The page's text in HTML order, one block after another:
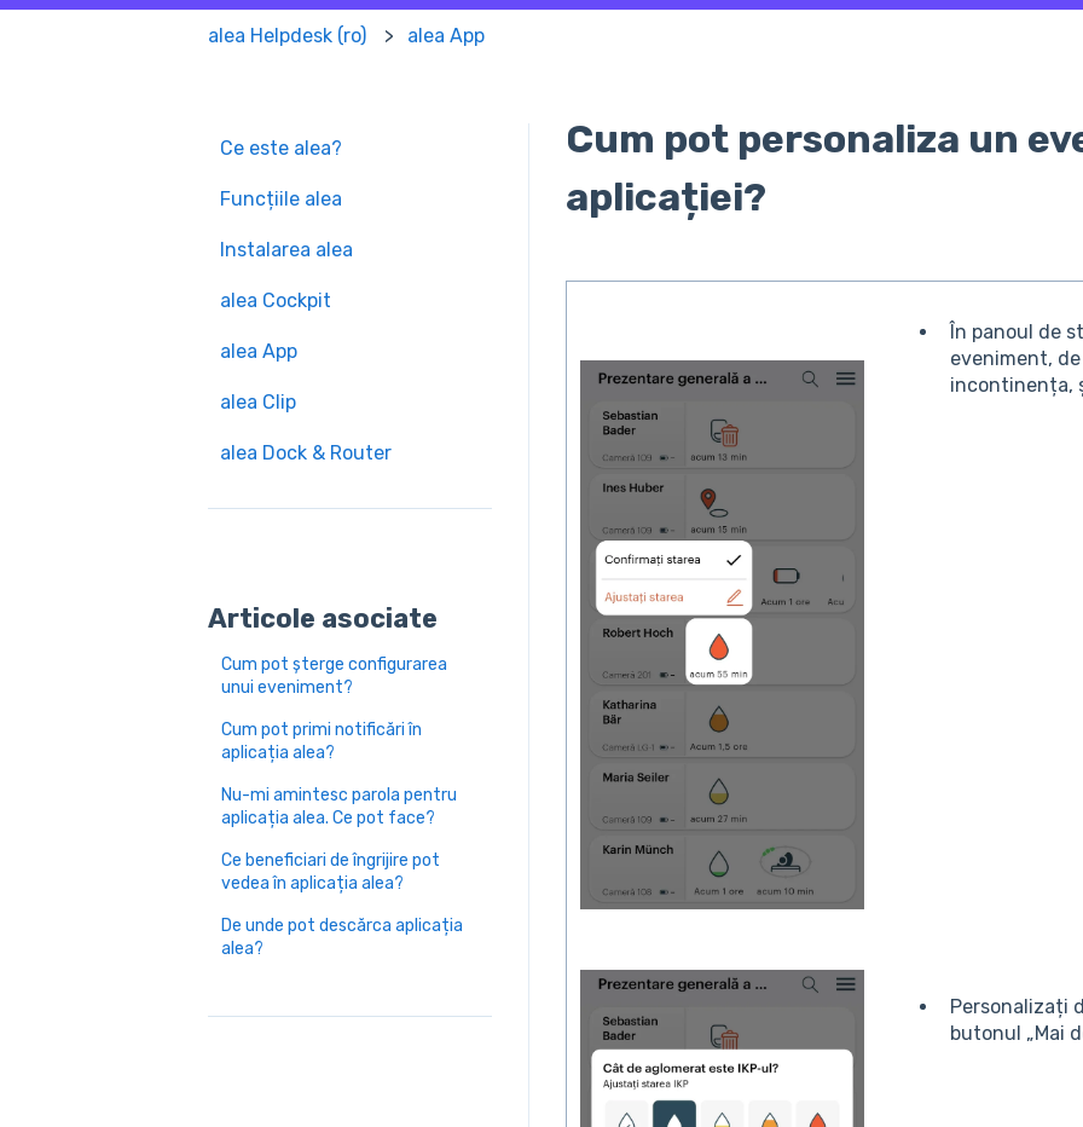
alea Helpdesk (ro) alea App
Cum pot personaliza un
aplicației?
În panoul de
eveniment,
incontinența,
Personalizați
butonul „Mai
Ce este alea?
Funcțiile alea
Instalarea alea
alea Cockpit
alea App
alea Clip
alea Dock & Router
Articole asociate
Cum pot șterge configurarea
unui eveniment?
Cum pot primi notificări în
aplicația alea?
Nu-mi amintesc parola pentru
aplicația alea. Ce pot face?
Ce beneficiari de îngrijire pot
vedea în aplicația alea?
De unde pot descărca aplicația
alea?